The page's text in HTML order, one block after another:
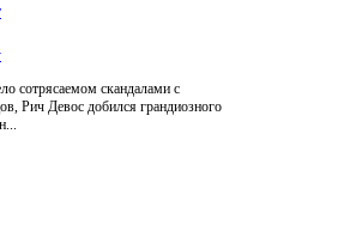
сотрясаемом скандалами с
Рич Девос добился грандиозного